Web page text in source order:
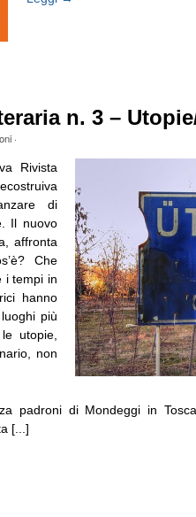
n. 3 –
·
Rivista
di
Il nuovo
affronta
Che
i tempi in
hanno
più
utopie,
non
padroni di Mondeggi in
[...]